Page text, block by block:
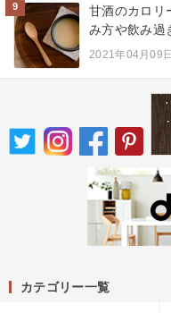
9
甘酒のカロリ
み方や飲み過
2021年04月09日
カテゴリー一覧